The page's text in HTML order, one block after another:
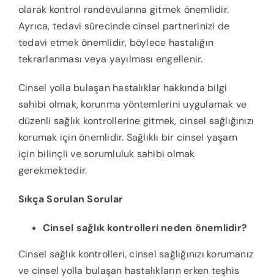
olarak kontrol randevularına gitmek önemlidir.
Ayrıca, tedavi sürecinde cinsel partnerinizi de
tedavi etmek önemlidir, böylece hastalığın
tekrarlanması veya yayılması engellenir.
Cinsel yolla bulaşan hastalıklar hakkında bilgi
sahibi olmak, korunma yöntemlerini uygulamak ve
düzenli sağlık kontrollerine gitmek, cinsel sağlığınızı
korumak için önemlidir. Sağlıklı bir cinsel yaşam
için bilinçli ve sorumluluk sahibi olmak
gerekmektedir.
Sıkça Sorulan Sorular
Cinsel sağlık kontrolleri neden önemlidir?
Cinsel sağlık kontrolleri, cinsel sağlığınızı korumanız
ve cinsel yolla bulaşan hastalıkların erken teşhis